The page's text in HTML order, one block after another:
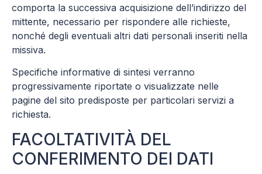
comporta la successiva acquisizione dell’indirizzo del
mittente, necessario per rispondere alle richieste,
nonché degli eventuali altri dati personali inseriti nella
missiva.
Specifiche informative di sintesi verranno
progressivamente riportate o visualizzate nelle
pagine del sito predisposte per particolari servizi a
richiesta.
FACOLTATIVITÀ DEL
CONFERIMENTO DEI DATI